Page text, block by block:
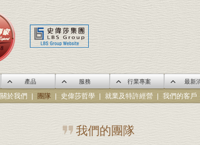
產品 服務 行業專案 最新
關於我們 | 團隊 | 史偉莎哲學 | 就業及特許經營 | 我們的客戶
我們的團隊